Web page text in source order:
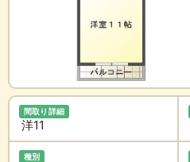
間取り詳細
洋11
種別